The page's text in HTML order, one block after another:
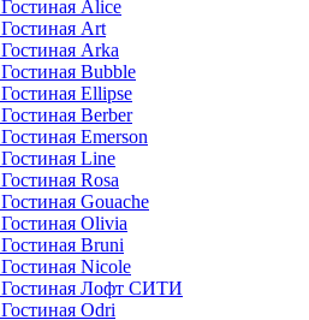
Гостиная Аледжи
Гостиная Эрика
Гостиная Сканди
Гостиная Кымор
Гостиная Мэнсон
Гостиная Авиньон
Гостиная Римини
Гостиная Верона
Гостиная Leontina
Гостиная Jules Verne
Гостиная KOTO
Гостиная Aquarelle
Гостиная Andersen